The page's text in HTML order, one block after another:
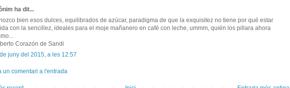
ha dit...
bien esos dulces, equilibrados de azúcar, paradigma de que la exquisitez no tiene por qué estar
con la sencillez, ideales para el moje mañanero en café con leche, ummm, quién los pillara ahora
Corazón de Sandi
juny del 2015, a les 12:57
un comentari a l'entrada